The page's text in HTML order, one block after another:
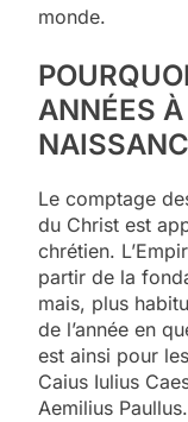
monde.
ANNÉES
Le comptage
du Christ est
chrétien.
partir de la
mais, plus
de l’année en
est ainsi pour
Caius Iulius
Aemilius